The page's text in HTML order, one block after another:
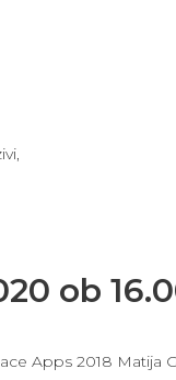
ob
Apps 2018 Matija